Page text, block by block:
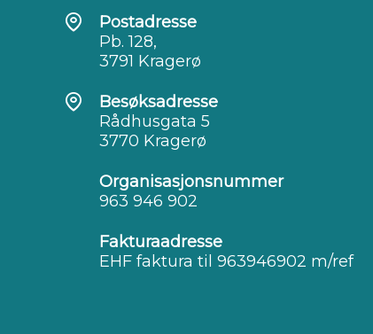
Postadresse
Pb. 128,
3791 Kragerø
Besøksadresse
Rådhusgata 5
3770 Kragerø
Organisasjonsnummer
963 946 902
Fakturaadresse
EHF faktura til 963946902 m/ref